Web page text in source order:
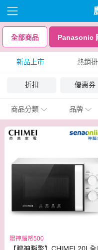
全部商品 Panasonic
新品上市 熱銷
折扣 優惠券
商品分類 品牌
贈神腦幣500
【贈神腦幣】CHIMEI 20L全